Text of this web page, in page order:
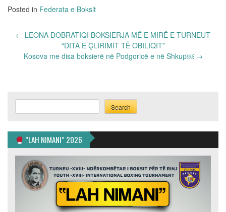
Posted in Federata e Boksit
Post
← LEONA DOBRATIQI BOKSIERJA MË E MIRË E TURNEUT
“DITA E ÇLIRIMIT TË OBILIQIT”
Kosova me disa boksierë në Podgoricë e në Shkup￼ →
Search
”LAH NIMANI” 2026